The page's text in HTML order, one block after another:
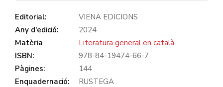
Editorial:
VIENA EDICIONS
Any d'edició:
2024
Matèria
Literatura general en català
ISBN:
978-84-19474-66-7
Pàgines:
144
Enquadernació:
RUSTEGA